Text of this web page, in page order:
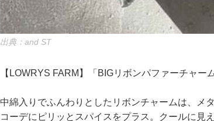
出典：and ST
【LOWRYS FARM】「BIGリボンパファーチャー
中綿入りでふんわりとしたリボンチャームは、メ
コーデにピリッとスパイスをプラス。クールに見